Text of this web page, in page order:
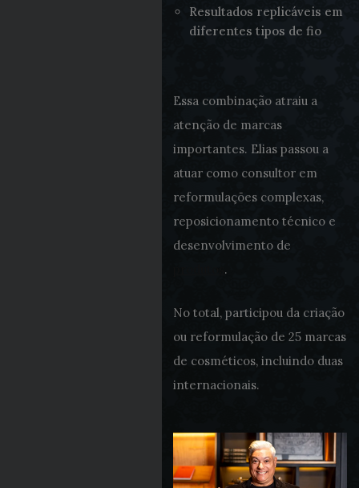
Resultados replicáveis em
diferentes tipos de fio
Essa combinação atraiu a
atenção de marcas
importantes. Elias passou a
atuar como consultor em
reformulações complexas,
reposicionamento técnico e
desenvolvimento de
.
No total, participou da criação
ou reformulação de 25 marcas
de cosméticos, incluindo duas
internacionais.